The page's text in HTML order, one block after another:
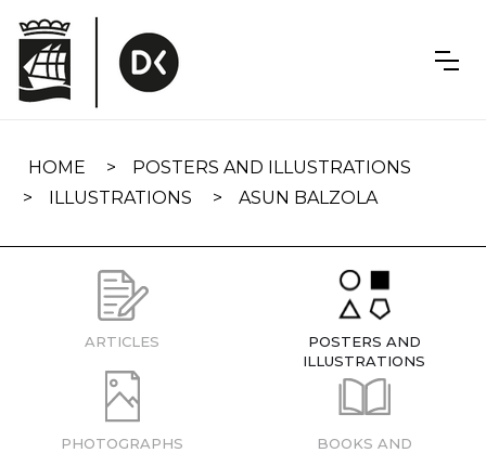
navigation
HOME
POSTERS AND ILLUSTRATIONS
ILLUSTRATIONS
ASUN BALZOLA
ARTICLES
POSTERS AND
ILLUSTRATIONS
PHOTOGRAPHS
BOOKS AND